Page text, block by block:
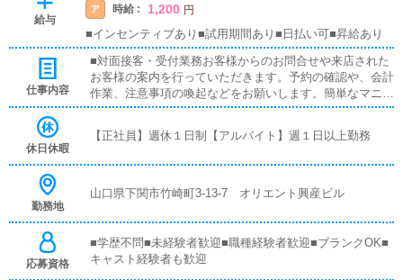
給与
ア 時給 : 1,200 円
■インセンティブあり■試用期間あり■日払い可■昇給あり
仕事内容
■対面接客・受付業務お客様からのお問合せや来店された
お客様の案内を行っていただきます。予約の確認や、会計
作業、注意事項の喚起などをお願いします。簡単なマニュ
アルや、先輩スタッフに付いて業務内容を見ながら徐々に
す。■企画の立案店舗イベントや店舗運営など様々な企画
など、売上UPに繋がる施策の提案を行っていただきま
の方が稼げるようにインターネットを使ったPR（写メ日
記）などの使い方などのアドバイスを行っていただきま
す。■PC更新業務ヘブンネットなど、ポータルサイト等の
休日休暇
【正社員】週休１日制【アルバイト】週１日以上勤務
勤務地
山口県下関市竹崎町3-13-7 オリエント興産ビル
応募資格
■学歴不問■未経験者歓迎■職種経験者歓迎■ブランクOK■
キャスト経験者も歓迎